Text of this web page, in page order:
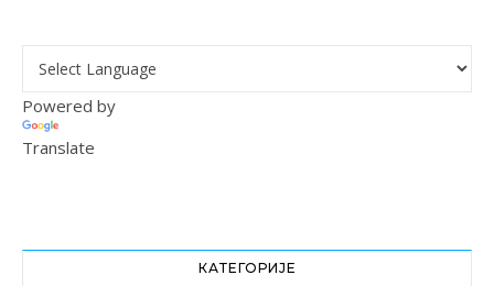
Powered by
Translate
КАТЕГОРИЈЕ